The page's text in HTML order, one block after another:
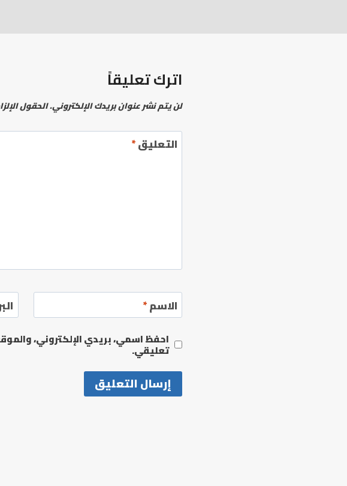
اترك تعليقاً
لن يتم نشر عنوان بريدك الإلكتروني.الحقول
التعليق*
الاسم*
احفظ اسمي، بريدي الإلكتروني،
تعليقي.